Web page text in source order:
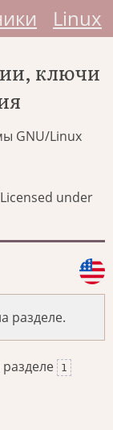
Linux
ключи
GNU/Linux
under
разделе.
1